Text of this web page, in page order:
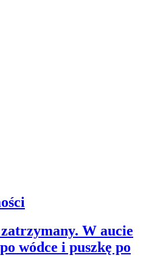
W aucie
wódce i puszkę po